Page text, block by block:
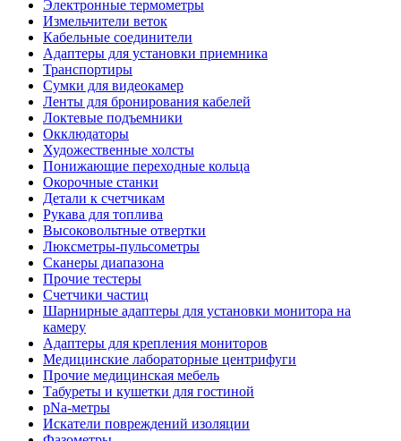
Электронные термометры
Измельчители веток
Кабельные соединители
Адаптеры для установки приемника
Транспортиры
Сумки для видеокамер
Ленты для бронирования кабелей
Локтевые подъемники
Окклюдаторы
Художественные холсты
Понижающие переходные кольца
Окорочные станки
Детали к счетчикам
Рукава для топлива
Высоковольтные отвертки
Люксметры-пульсометры
Сканеры диапазона
Прочие тестеры
Счетчики частиц
Шарнирные адаптеры для установки монитора на
камеру
Адаптеры для крепления мониторов
Медицинские лабораторные центрифуги
Прочие медицинская мебель
Табуреты и кушетки для гостиной
pNa-метры
Искатели повреждений изоляции